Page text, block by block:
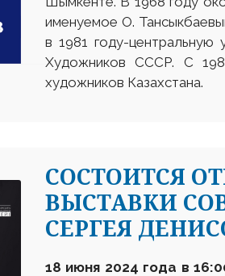
именуемое О.
в 1981 году-центральную
Художников СССР. С
художников Казахстана.
СОСТОИТСЯ
ВЫСТАВКИ
СЕРГЕЯ
18 июня 2024 года в